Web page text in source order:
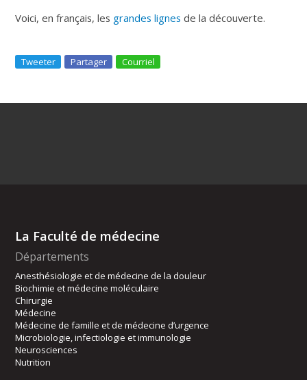
Voici, en français, les grandes lignes de la découverte.
Tweeter Partager Courriel
La Faculté de médecine
Départements
Anesthésiologie et de médecine de la douleur
Biochimie et médecine moléculaire
Chirurgie
Médecine
Médecine de famille et de médecine d’urgence
Microbiologie, infectiologie et immunologie
Neurosciences
Nutrition